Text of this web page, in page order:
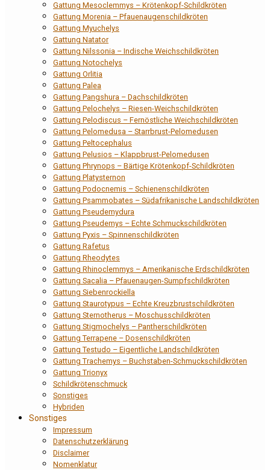
Gattung Mesoclemmys – Krötenkopf-Schildkröten
Gattung Morenia – Pfauenaugenschildkröten
Gattung Myuchelys
Gattung Natator
Gattung Nilssonia – Indische Weichschildkröten
Gattung Notochelys
Gattung Orlitia
Gattung Palea
Gattung Pangshura – Dachschildkröten
Gattung Pelochelys – Riesen-Weichschildkröten
Gattung Pelodiscus – Fernöstliche Weichschildkröten
Gattung Pelomedusa – Starrbrust-Pelomedusen
Gattung Peltocephalus
Gattung Pelusios – Klappbrust-Pelomedusen
Gattung Phrynops – Bärtige Krötenkopf-Schildkröten
Gattung Platysternon
Gattung Podocnemis – Schienenschildkröten
Gattung Psammobates – Südafrikanische Landschildkröten
Gattung Pseudemydura
Gattung Pseudemys – Echte Schmuckschildkröten
Gattung Pyxis – Spinnenschildkröten
Gattung Rafetus
Gattung Rheodytes
Gattung Rhinoclemmys – Amerikanische Erdschildkröten
Gattung Sacalia – Pfauenaugen-Sumpfschildkröten
Gattung Siebenrockiella
Gattung Staurotypus – Echte Kreuzbrustschildkröten
Gattung Sternotherus – Moschusschildkröten
Gattung Stigmochelys – Pantherschildkröten
Gattung Terrapene – Dosenschildkröten
Gattung Testudo – Eigentliche Landschildkröten
Gattung Trachemys – Buchstaben-Schmuckschildkröten
Gattung Trionyx
Schildkrötenschmuck
Sonstiges
Hybriden
Sonstiges
Impressum
Datenschutzerklärung
Disclaimer
Nomenklatur